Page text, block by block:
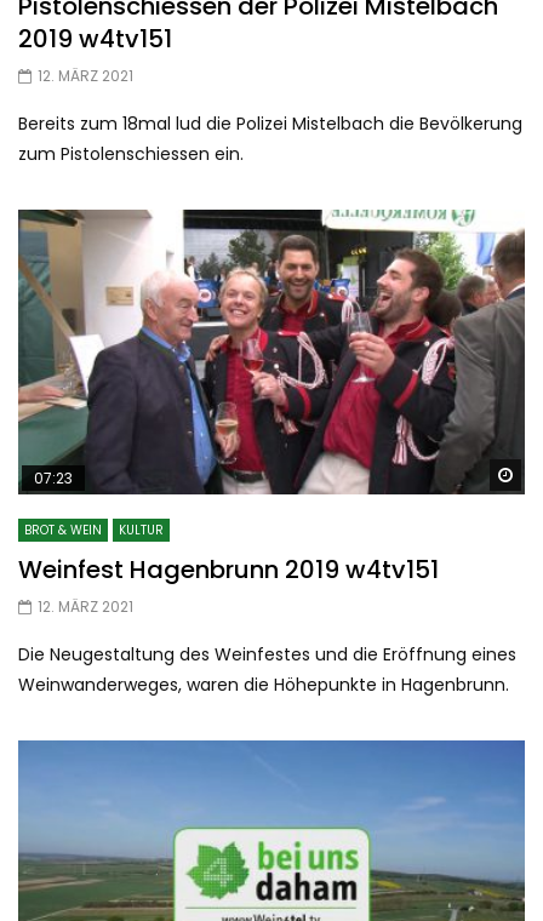
2019 w4tv151
12. MÄRZ 2021
Bereits zum 18mal lud die Polizei Mistelbach die Bevölkerung
zum Pistolenschiessen ein.
07:23
BROT & WEIN KULTUR
Weinfest Hagenbrunn 2019 w4tv151
12. MÄRZ 2021
Die Neugestaltung des Weinfestes und die Eröffnung eines
Weinwanderweges, waren die Höhepunkte in Hagenbrunn.